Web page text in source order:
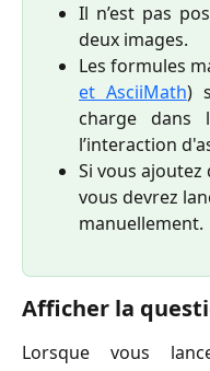
Il n’est pas
deux images.
Les formules
et AsciiMath)
charge dans
l’interaction
Si vous ajoutez
vous devrez
manuellement.
Afficher la
Lorsque vous